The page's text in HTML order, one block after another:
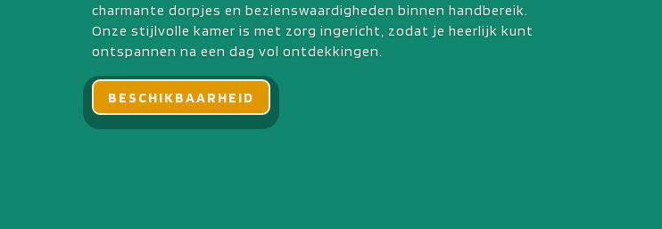
charmante dorpjes en bezienswaardigheden binnen handbereik.
Onze stijlvolle kamer is met zorg ingericht, zodat je heerlijk kunt
ontspannen na een dag vol ontdekkingen.
BESCHIKBAARHEID